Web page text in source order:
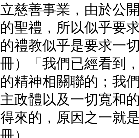
立慈善事業，由於公
的聖禮，所以似乎要
的禮教似乎是要求一
冊）「我們已經看到
的精神相關聯的；我
主政體以及一切寬和
得來的，原因之一就